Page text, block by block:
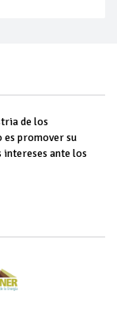
de los
promover su
ante los